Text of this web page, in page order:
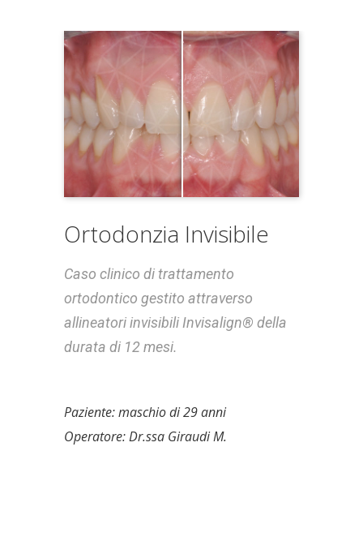
Ortodonzia Invisibile
Caso clinico di trattamento
ortodontico gestito attraverso
allineatori invisibili Invisalign® della
durata di 12 mesi.
Paziente: maschio di 29 anni
Operatore: Dr.ssa Giraudi M.